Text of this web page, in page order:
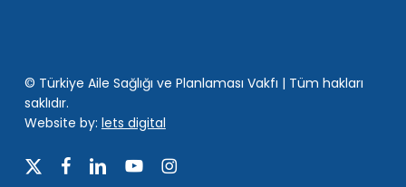
© Türkiye Aile Sağlığı ve Planlaması Vakfı | Tüm hakları
saklıdır.
Website by: lets digital
x-
facebooklinkedinyoutubeinstagram